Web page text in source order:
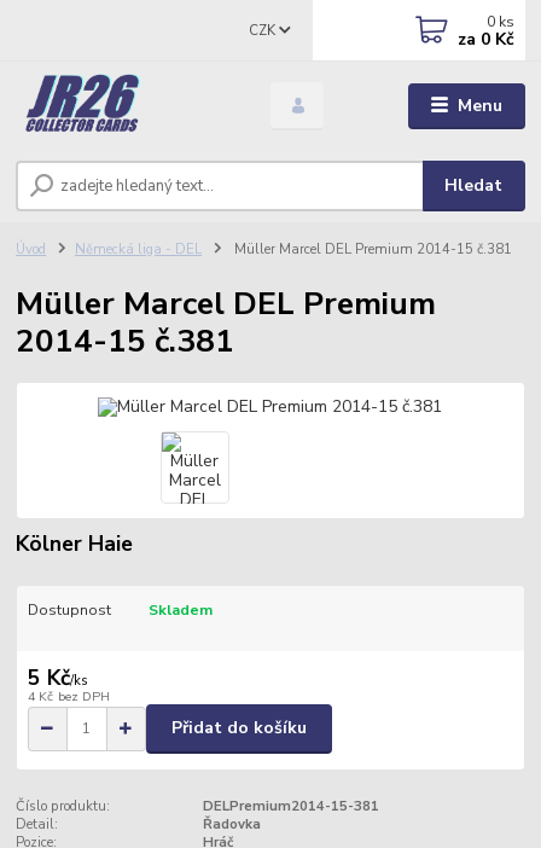
Menu
CZK
Hledat
0 ks
za 0 Kč
Úvod Německá liga - DEL Müller Marcel DEL Premium 2014-15 č.381
Müller Marcel DEL Premium
2014-15 č.381
Kölner Haie
Dostupnost Skladem
5 Kč/ks
4 Kč bez DPH
Přidat do košíku
Číslo produktu:
DELPremium2014-15-381
Detail:
Řadovka
Pozice:
Hráč